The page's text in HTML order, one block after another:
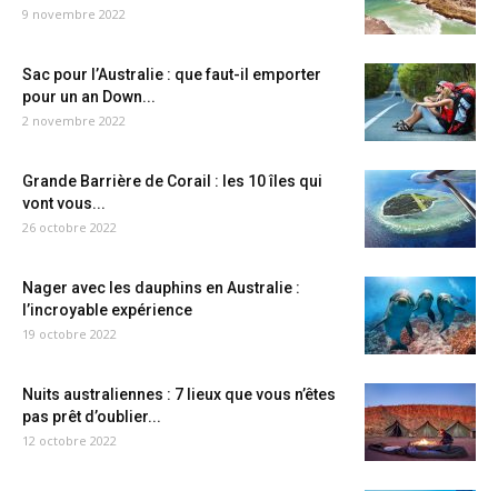
9 novembre 2022
Sac pour l’Australie : que faut-il emporter
pour un an Down...
2 novembre 2022
Grande Barrière de Corail : les 10 îles qui
vont vous...
26 octobre 2022
Nager avec les dauphins en Australie :
l’incroyable expérience
19 octobre 2022
Nuits australiennes : 7 lieux que vous n’êtes
pas prêt d’oublier...
12 octobre 2022